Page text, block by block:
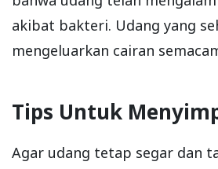
akibat bakteri. Udang yang
mengeluarkan cairan
Tips Untuk
Agar udang tetap segar dan